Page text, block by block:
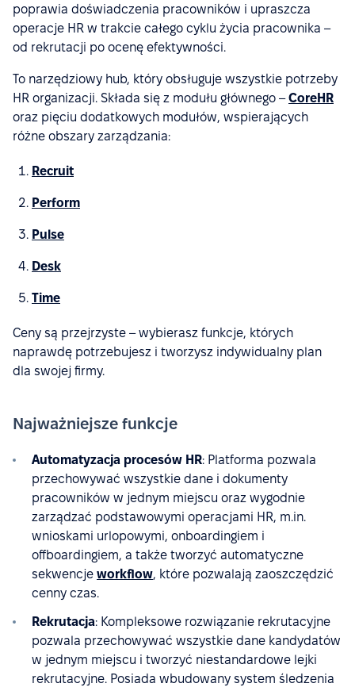
poprawia doświadczenia pracowników i upraszcza
operacje HR w trakcie całego cyklu życia pracownika –
od rekrutacji po ocenę efektywności.
To narzędziowy hub, który obsługuje wszystkie potrzeby
HR organizacji. Składa się z modułu głównego –CoreHR
oraz pięciu dodatkowych modułów, wspierających
różne obszary zarządzania:
Recruit
Perform
Pulse
Desk
Time
Ceny są przejrzyste – wybierasz funkcje, których
naprawdę potrzebujesz i tworzysz indywidualny plan
dla swojej firmy.
Najważniejsze funkcje
Automatyzacja procesów HR: Platforma pozwala
przechowywać wszystkie dane i dokumenty
pracowników w jednym miejscu oraz wygodnie
zarządzać podstawowymi operacjami HR, m.in.
wnioskami urlopowymi, onboardingiem i
offboardingiem, a także tworzyć automatyczne
sekwencje workflow, które pozwalają zaoszczędzić
cenny czas.
Rekrutacja: Kompleksowe rozwiązanie rekrutacyjne
pozwala przechowywać wszystkie dane kandydatów
w jednym miejscu i tworzyć niestandardowe lejki
rekrutacyjne. Posiada wbudowany system śledzenia